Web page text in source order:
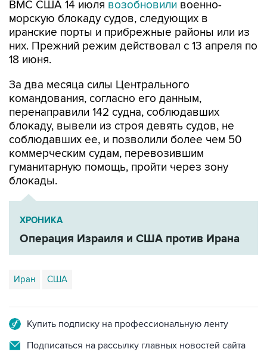
иранские порты и прибрежные районы или из
них. Прежний режим действовал с 13 апреля по
18 июня.
За два месяца силы Центрального
перенаправили 142 судна, соблюдавших
блокаду, вывели из строя девять судов, не
соблюдавших ее, и позволили более чем 50
коммерческим судам, перевозившим
гуманитарную помощь, пройти через зону
блокады.
ХРОНИКА
Операция Израиля и США против Ирана
Иран США
Подписаться на рассылку главных новостей сайта
Получать оперативные новости в официальном